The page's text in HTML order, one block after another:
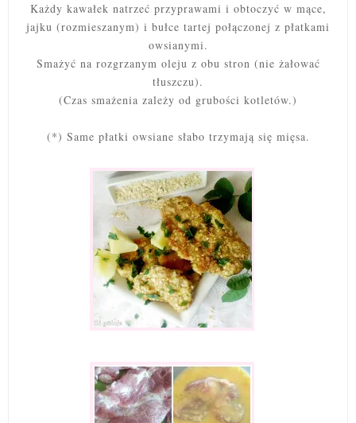
Każdy kawałek natrzeć przyprawami i obtoczyć w mące,
jajku (rozmieszanym) i bułce tartej połączonej z płatkami
owsianymi.
Smażyć na rozgrzanym oleju z obu stron (nie żałować
tłuszczu).
(Czas smażenia zależy od grubości kotletów.)
(*) Same płatki owsiane słabo trzymają się mięsa.